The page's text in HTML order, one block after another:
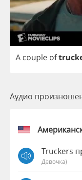
A couple of
Аудио
Truckers
Девочка)